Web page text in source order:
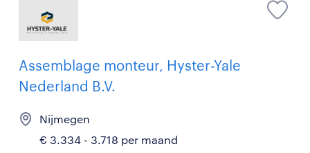
Assemblage monteur, Hyster-Yale
Nederland B.V.
Nijmegen
€ 3.334 - 3.718 per maand